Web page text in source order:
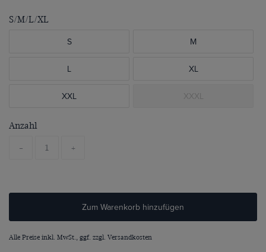
S/M/L/XL
S M
L XL
XXL XXXL
Anzahl
- +
Zum Warenkorb hinzufügen
Alle Preise inkl. MwSt., ggf. zzgl. Versandkosten